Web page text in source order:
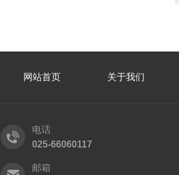
网站首页 关于我们
电话
025-66060117
邮箱